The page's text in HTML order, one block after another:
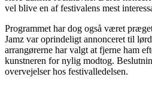
vel blive en af festivalens mest
Programmet har dog også været
Jamz var oprindeligt annonceret til
arrangørerne har valgt at fjerne ham
kunstneren for nylig modtog.
overvejelser hos festivalledelsen.